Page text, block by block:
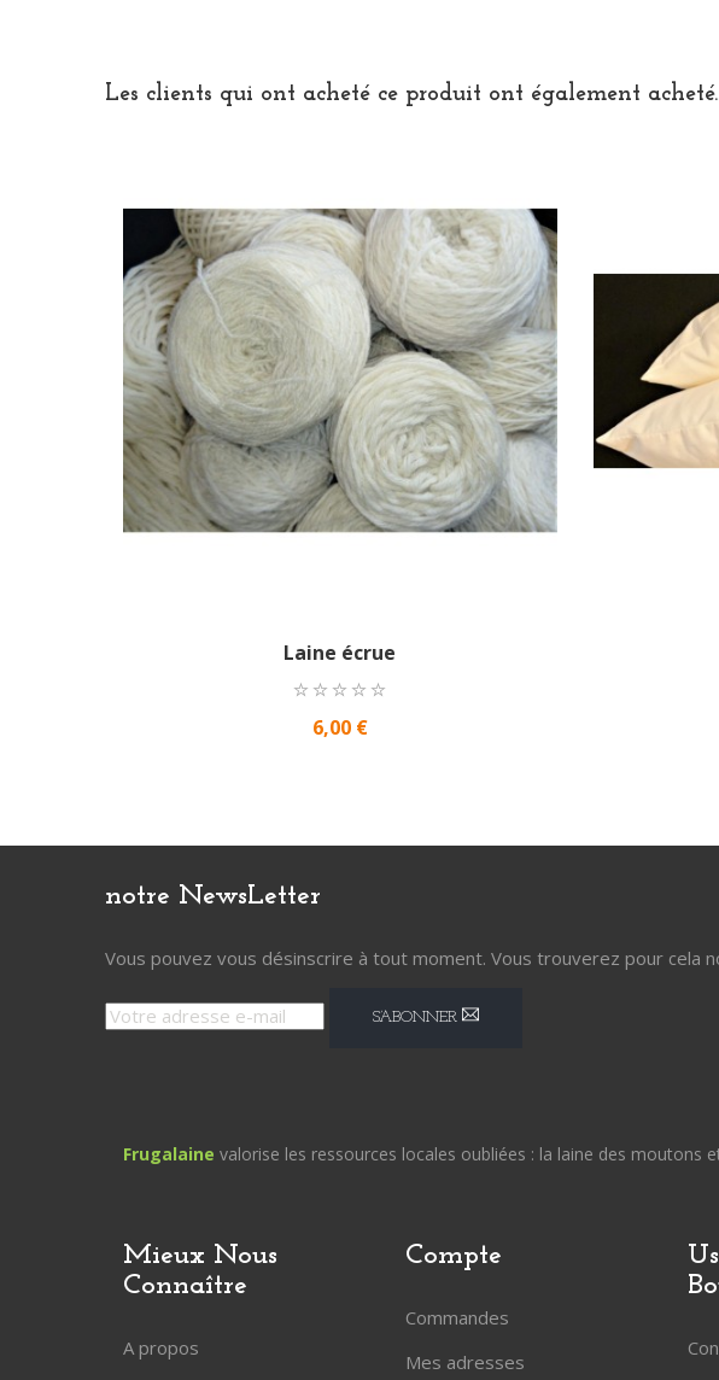
Les clients qui ont acheté ce produit ont également
Laine écrue
6,00 €
notre NewsLetter
Vous pouvez vous désinscrire à tout moment. Vous trouverez pour cela
S’ABONNER
Frugalaine valorise les ressources locales oubliées : la laine des moutons
Mieux Nous
Connaître
A propos
Compte
Commandes
Mes adresses